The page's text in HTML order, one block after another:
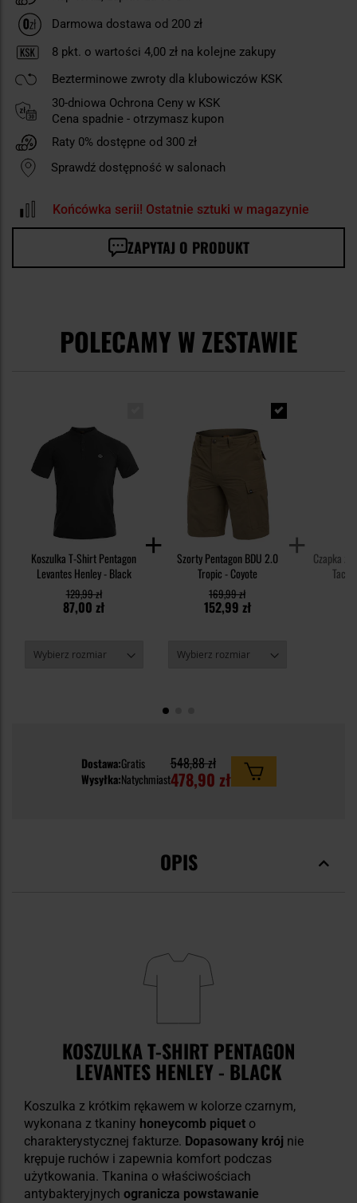
Darmowa dostawa od 200 zł
8 pkt. o wartości 4,00 zł na kolejne zakupy
Bezterminowe zwroty dla klubowiczów KSK
30-dniowa Ochrona Ceny w KSK
Cena spadnie - otrzymasz kupon
Raty 0% dostępne od 300 zł
Sprawdź dostępność w salonach
Końcówka serii! Ostatnie sztuki w magazynie
ZAPYTAJ O PRODUKT
POLECAMY W ZESTAWIE
Koszulka T-Shirt Pentagon
Levantes Henley - Black
87,00 zł
129,99 zł
Szorty Pentagon BDU 2.0
Tropic - Coyote
152,99 zł
169,99 zł
Czapka z
Dostawa:Gratis
Wysyłka:Natychmiast
548,88 zł
478,90 zł
OPIS
KOSZULKA T-SHIRT PENTAGON
LEVANTES HENLEY - BLACK
Koszulka z krótkim rękawem w kolorze czarnym,
wykonana z tkaniny honeycomb piquet o
charakterystycznej fakturze. Dopasowany krój nie
krępuje ruchów i zapewnia komfort podczas
użytkowania. Tkanina o właściwościach
antybakteryjnych ogranicza powstawanie